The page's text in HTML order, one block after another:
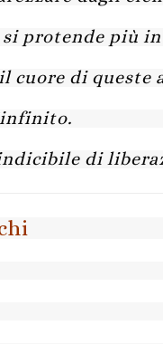
protende più
cuore di queste
di